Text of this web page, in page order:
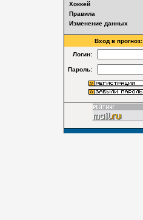
Хоккей
Правила
Изменение данных
Вход в прогноз:
Логин:
Пароль: